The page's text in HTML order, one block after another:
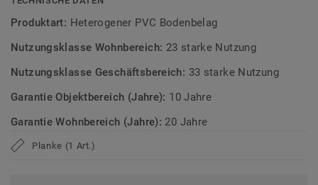
Mehr über Tarkett Designböden erfahren:
Produktart: Heterogener PVC Bodenbelag
Nutzungsklasse Wohnbereich: 23 starke Nutzung
Nutzungsklasse Geschäftsbereich: 33 starke Nutzung
Garantie Objektbereich (Jahre): 10 Jahre
Garantie Wohnbereich (Jahre): 20 Jahre
Planke (1 Art.)